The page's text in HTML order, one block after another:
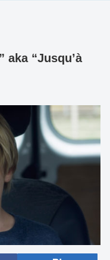
aka “Jusqu’à